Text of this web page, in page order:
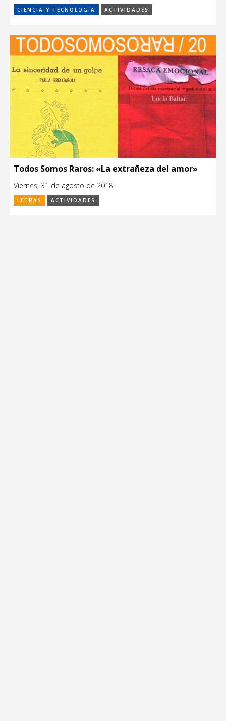
CIENCIA Y TECNOLOGÍA ACTIVIDADES
Todos Somos Raros: «La extrañeza del amor»
Viernes, 31 de agosto de 2018.
LETRAS ACTIVIDADES